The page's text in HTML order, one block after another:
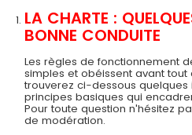
LA CHARTE :
BONNE CONDUITE
Les règles de fonctionnement
simples et obéissent avant tout
trouverez ci-dessous quelques
principes basiques qui
Pour toute question n'hésitez
de modération.